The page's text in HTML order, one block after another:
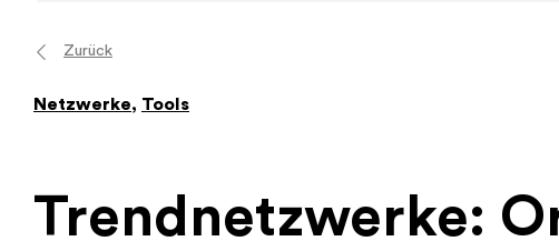
Zurück
Netzwerke, Tools
Trendnetzwerke: